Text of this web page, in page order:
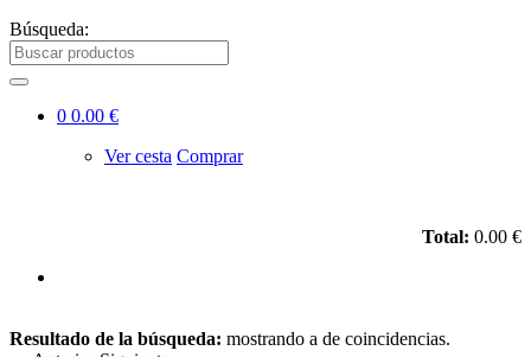
Búsqueda:
0 0.00 €
Ver cesta Comprar
Total: 0.00 €
Resultado de la búsqueda: mostrando a de coincidencias.